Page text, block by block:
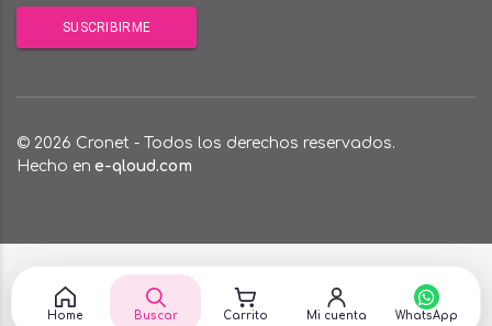
© 2026 Cronet - Todos los derechos reservados.
Hecho en e-qloud.com
Home Buscar Carrito Mi cuenta